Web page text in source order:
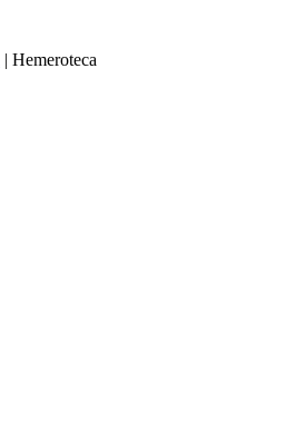
| Hemeroteca